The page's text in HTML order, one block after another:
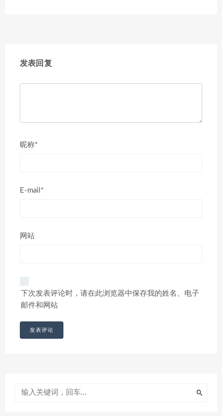
发表回复
昵称*
E-mail*
网站
下次发表评论时，请在此浏览器中保存我的姓名、电子
邮件和网站